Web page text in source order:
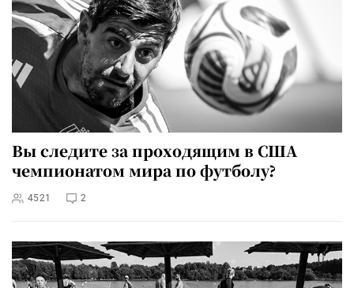
Вы следите за проходящим в США
чемпионатом мира по футболу?
4521 2